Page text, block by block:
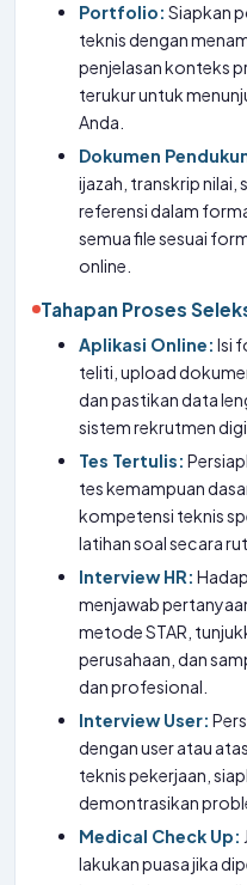
Portfolio: Siapkan
teknis dengan
penjelasan konteks
terukur untuk
Anda.
Dokumen
ijazah, transkrip
referensi dalam
semua file sesuai
online.
Tahapan Proses
Aplikasi Online: Isi
teliti, upload
dan pastikan data
sistem rekrutmen
Tes Tertulis:
tes kemampuan
kompetensi teknis
latihan soal secara
Interview HR:
menjawab
metode STAR,
perusahaan, dan
dan profesional.
Interview User:
dengan user atau
teknis pekerjaan,
demontrasikan
Medical Check Up:
lakukan puasa jika